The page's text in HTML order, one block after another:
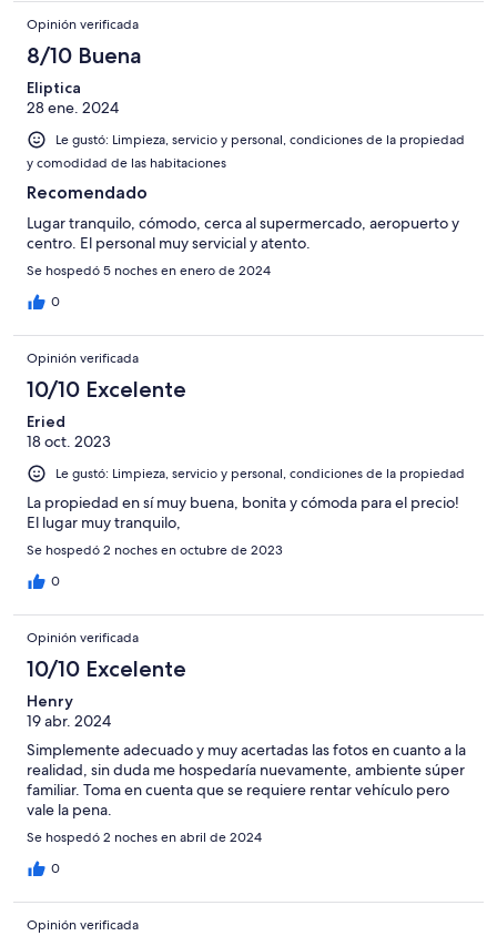
Opinión verificada
8/10 Buena
Eliptica
28 ene. 2024
Le gustó: Limpieza, servicio y personal, condiciones de la propiedad
y comodidad de las habitaciones
Recomendado
Lugar tranquilo, cómodo, cerca al supermercado, aeropuerto y
centro. El personal muy servicial y atento.
Se hospedó 5 noches en enero de 2024
0
Opinión verificada
10/10 Excelente
Eried
18 oct. 2023
Le gustó: Limpieza, servicio y personal, condiciones de la propiedad
La propiedad en sí muy buena, bonita y cómoda para el precio!
El lugar muy tranquilo,
Se hospedó 2 noches en octubre de 2023
0
Opinión verificada
10/10 Excelente
Henry
19 abr. 2024
Simplemente adecuado y muy acertadas las fotos en cuanto a la
realidad, sin duda me hospedaría nuevamente, ambiente súper
familiar. Toma en cuenta que se requiere rentar vehículo pero
vale la pena.
Se hospedó 2 noches en abril de 2024
0
Opinión verificada